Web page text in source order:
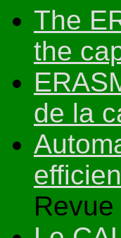
The
the
de la